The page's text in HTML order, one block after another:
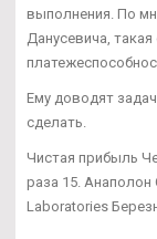
выполнения. По
Данусевича,
Ему доводят
сделать.
Чистая прибыль
раза 15. Анаполон
Laboratories